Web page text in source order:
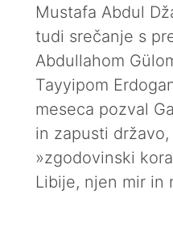
Mustafa Abdul
tudi srečanje s
Abdullahom
Tayyipom
meseca pozval
in zapusti
»zgodovinski
Libije, njen mir in